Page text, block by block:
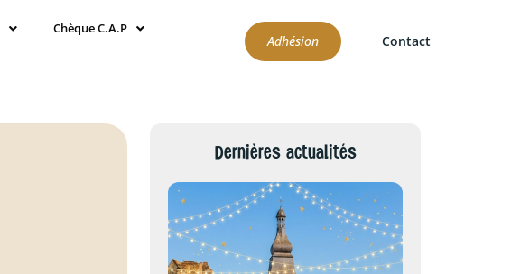
Chèque C.A.P
Adhésion Contact
Dernières actualités